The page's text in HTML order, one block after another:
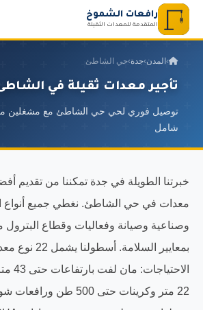
رافعات الشموخ
المتقدمة للمعدات الثقيلة
› المدن›جدة›حي الشاطئ
تأجير معدات ثقيلة في
توصيل فوري لحي حي الشاطئ مع مشغلين
شامل
خبرتنا الطويلة في جدة تمكننا من تقديم
معدات في حي الشاطئ. نغطي جميع أنواع
وصناعية وصيانة وفعاليات وقطاع البترول
بمعايير السلامة.
22 متر وكرينات حتى 500